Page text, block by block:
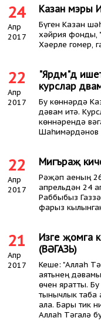
24
Апр
2017
Казан мэры
Бүген Казан
хәйрия фонды,
Хәерле гомер,
22
Апр
2017
"Ярдәм"дә
курслар
Бу көннәрдә
дәвам итә.
көннәрендә
Шаһимәрдәнов
22
Апр
2017
Мигъраҗ
Рәҗәп аеның
апрельдән 24
Раббыбыз
фарыз
21
Апр
2017
Изге җомга
(ВӘГАЗЬ)
Кеше: "Аллаһ
аятьнең
өчен яратты.
тынычлык таба
ала. Бары тик
Аллаһ Тәгалә